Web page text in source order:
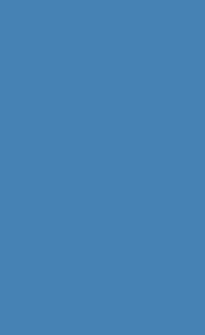
Mi volt a